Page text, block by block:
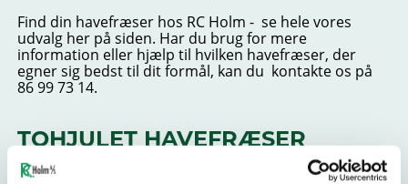
Find din havefræser hos RC Holm - se hele vores
udvalg her på siden. Har du brug for mere
information eller hjælp til hvilken havefræser, der
egner sig bedst til dit formål, kan du kontakte os på
86 99 73 14.
TOHJULET HAVEFRÆSER